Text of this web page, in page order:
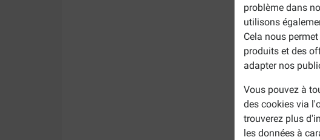
problème dans
utilisons
Cela nous
produits et des
adapter nos
Vous pouvez à
des cookies via
trouverez plus
les données à